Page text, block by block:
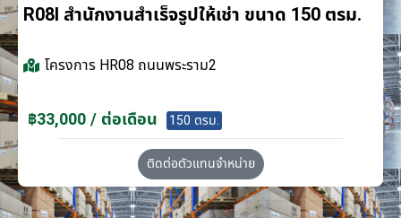
R08I สำนักงานสำเร็จรูปให้เช่า ขนาด 150 ตรม.
โครงการ HR08 ถนนพระราม2
฿33,000 / ต่อเดือน 150 ตรม.
ติดต่อตัวแทนจำหน่าย